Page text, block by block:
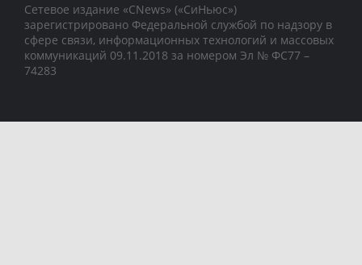
Сетевое издание «CNews» («СиНьюс»)
зарегистрировано Федеральной службой по надзору в
сфере связи, информационных технологий и массовых
коммуникаций 09.11.2018 за номером Эл № ФС77 –
74283